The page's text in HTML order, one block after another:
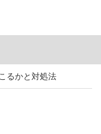
るかと対処法